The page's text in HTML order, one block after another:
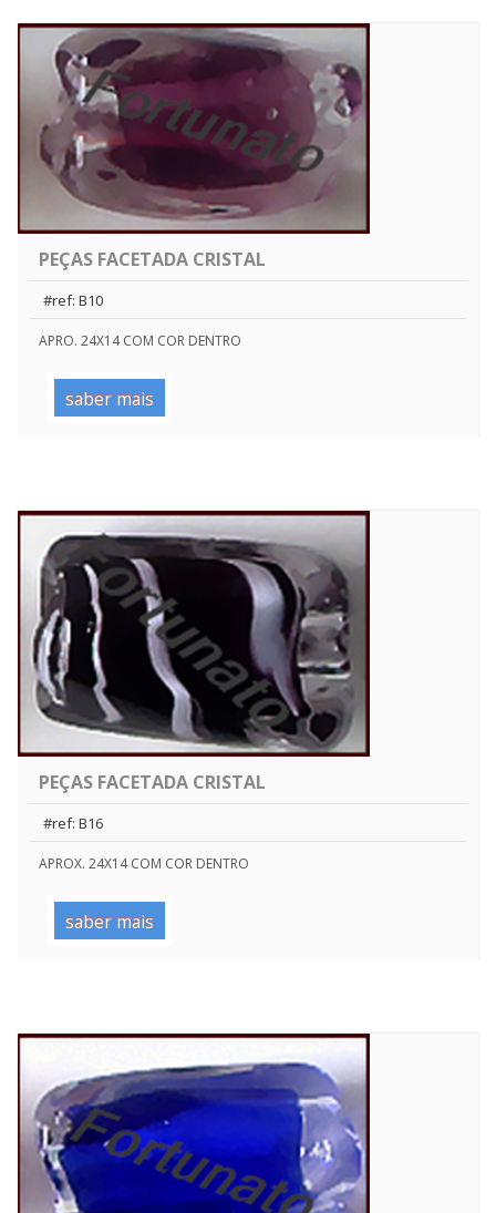
PEÇAS FACETADA CRISTAL
#ref: B10
APRO. 24X14 COM COR DENTRO
saber mais
PEÇAS FACETADA CRISTAL
#ref: B16
APROX. 24X14 COM COR DENTRO
saber mais